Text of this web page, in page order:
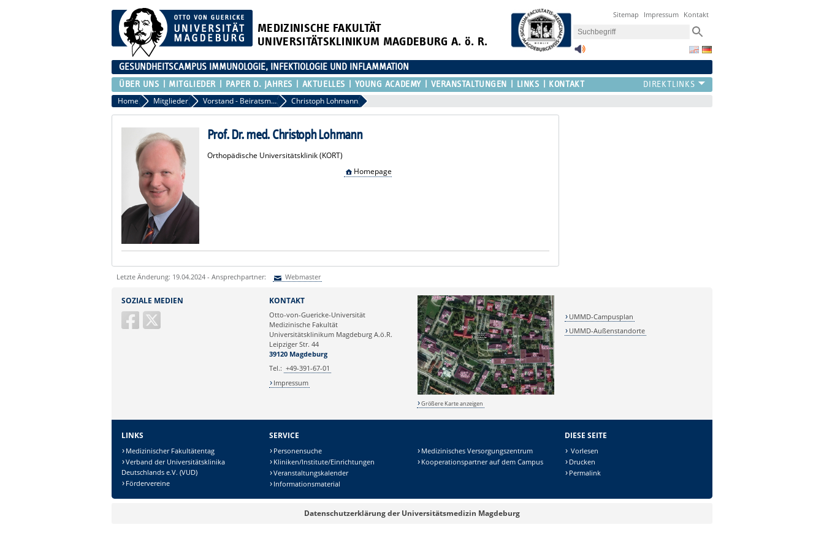
MEDIZINISCHE FAKULTÄT
UNIVERSITÄTSKLINIKUM MAGDEBURG A. ö. R.
Sitemap Impressum Kontakt
GESUNDHEITSCAMPUS IMMUNOLOGIE, INFEKTIOLOGIE UND INFLAMMATION
ÜBER UNS MITGLIEDER PAPER D. JAHRES AKTUELLES YOUNG ACADEMY VERANSTALTUNGEN LINKS KONTAKT
Home Mitglieder Vorstand - Beiratsmitglieder Christoph Lohmann
Prof. Dr. med. Christoph Lohmann
Orthopädische Universitätsklinik (KORT)
Homepage
Letzte Änderung: 19.04.2024 - Ansprechpartner: Webmaster
Ihre E-Mailadresse:
Sicherheitsabfrage:
SOZIALE MEDIEN KONTAKT
Otto-von-Guericke-Universität
Medizinische Fakultät
Universitätsklinikum Magdeburg A.ö.R.
Leipziger Str. 44
39120 Magdeburg
Tel.: +49-391-67-01
Impressum
Größere Karte anzeigen
UMMD-Campusplan
UMMD-Außenstandorte
LINKS
Medizinischer Fakultätentag
Verband der Universitätsklinika
Deutschlands e.V. (VUD)
Fördervereine
SERVICE
Personensuche
Kliniken/Institute/Einrichtungen
Veranstaltungskalender
Informationsmaterial
Medizinisches Versorgungszentrum
Kooperationspartner auf dem Campus
DIESE SEITE
Vorlesen
Drucken
Permalink
Datenschutzerklärung der Universitätsmedizin Magdeburg